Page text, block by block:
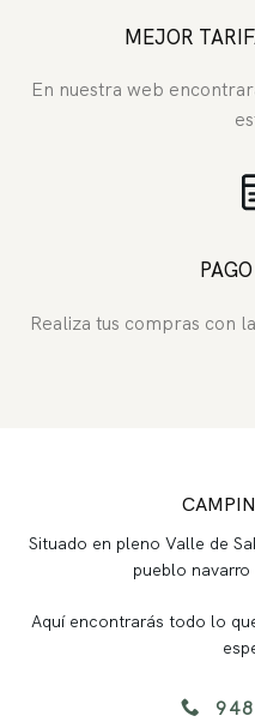
MEJOR
En nuestra web
Realiza tus compras con
Situado en pleno Valle de
pueblo
Aquí encontrarás todo lo